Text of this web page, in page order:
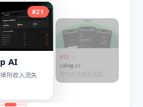
#21
AI
所收入流失
#22 →
calog.cc
聊天式卡路里追踪，精
准识别本地美食